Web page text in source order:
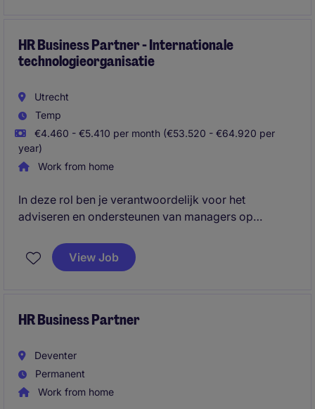
gebruikt om verbeteringen door te voeren en
duurzame groei van de organisatie te ondersteunen.
HR Business Partner - Internationale
technologieorganisatie
Utrecht
Temp
€4.460 - €5.410 per month (€53.520 - €64.920 per
year)
Work from home
In deze rol ben je verantwoordelijk voor het
adviseren en ondersteunen van managers op
actieve rol op thema's als verzuim, performance
management, coaching en talentontwikkeling,
View Job
HR Business Partner
Deventer
Permanent
Work from home